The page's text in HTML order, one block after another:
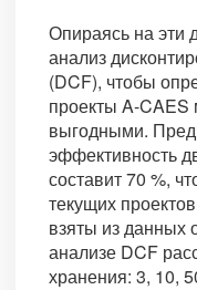
Опираясь на эти
анализ
(DCF), чтобы
проекты A-CAES
выгодными.
эффективность
составит 70 %,
текущих
взяты из данных
анализе DCF
хранения: 3, 10,